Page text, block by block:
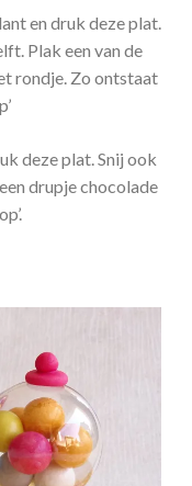
en druk deze plat.
Plak een van de
rondje. Zo ontstaat
deze plat. Snij ook
drupje chocolade